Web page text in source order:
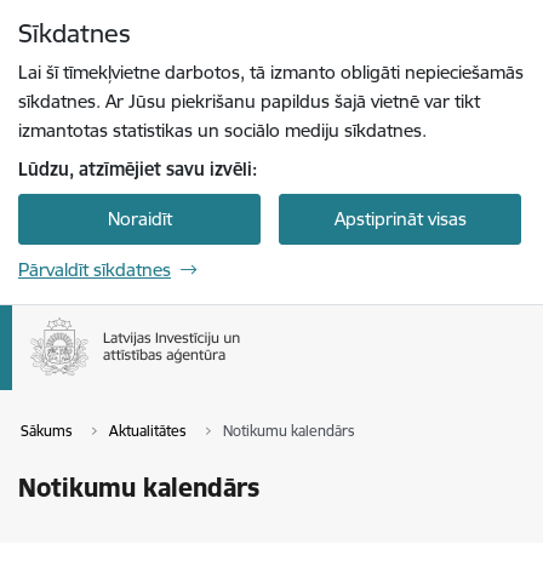
Sīkdatnes
Lai šī tīmekļvietne darbotos, tā izmanto obligāti nepieciešamās
sīkdatnes. Ar Jūsu piekrišanu papildus šajā vietnē var tikt
izmantotas statistikas un sociālo mediju sīkdatnes.
Lūdzu, atzīmējiet savu izvēli:
Noraidīt Apstiprināt visas
Pārvaldīt sīkdatnes
Sākums Aktualitātes Notikumu kalendārs
Notikumu kalendārs